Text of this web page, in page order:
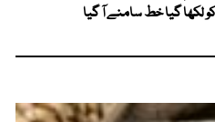
لکھا گیا خط سامنے آ گیا